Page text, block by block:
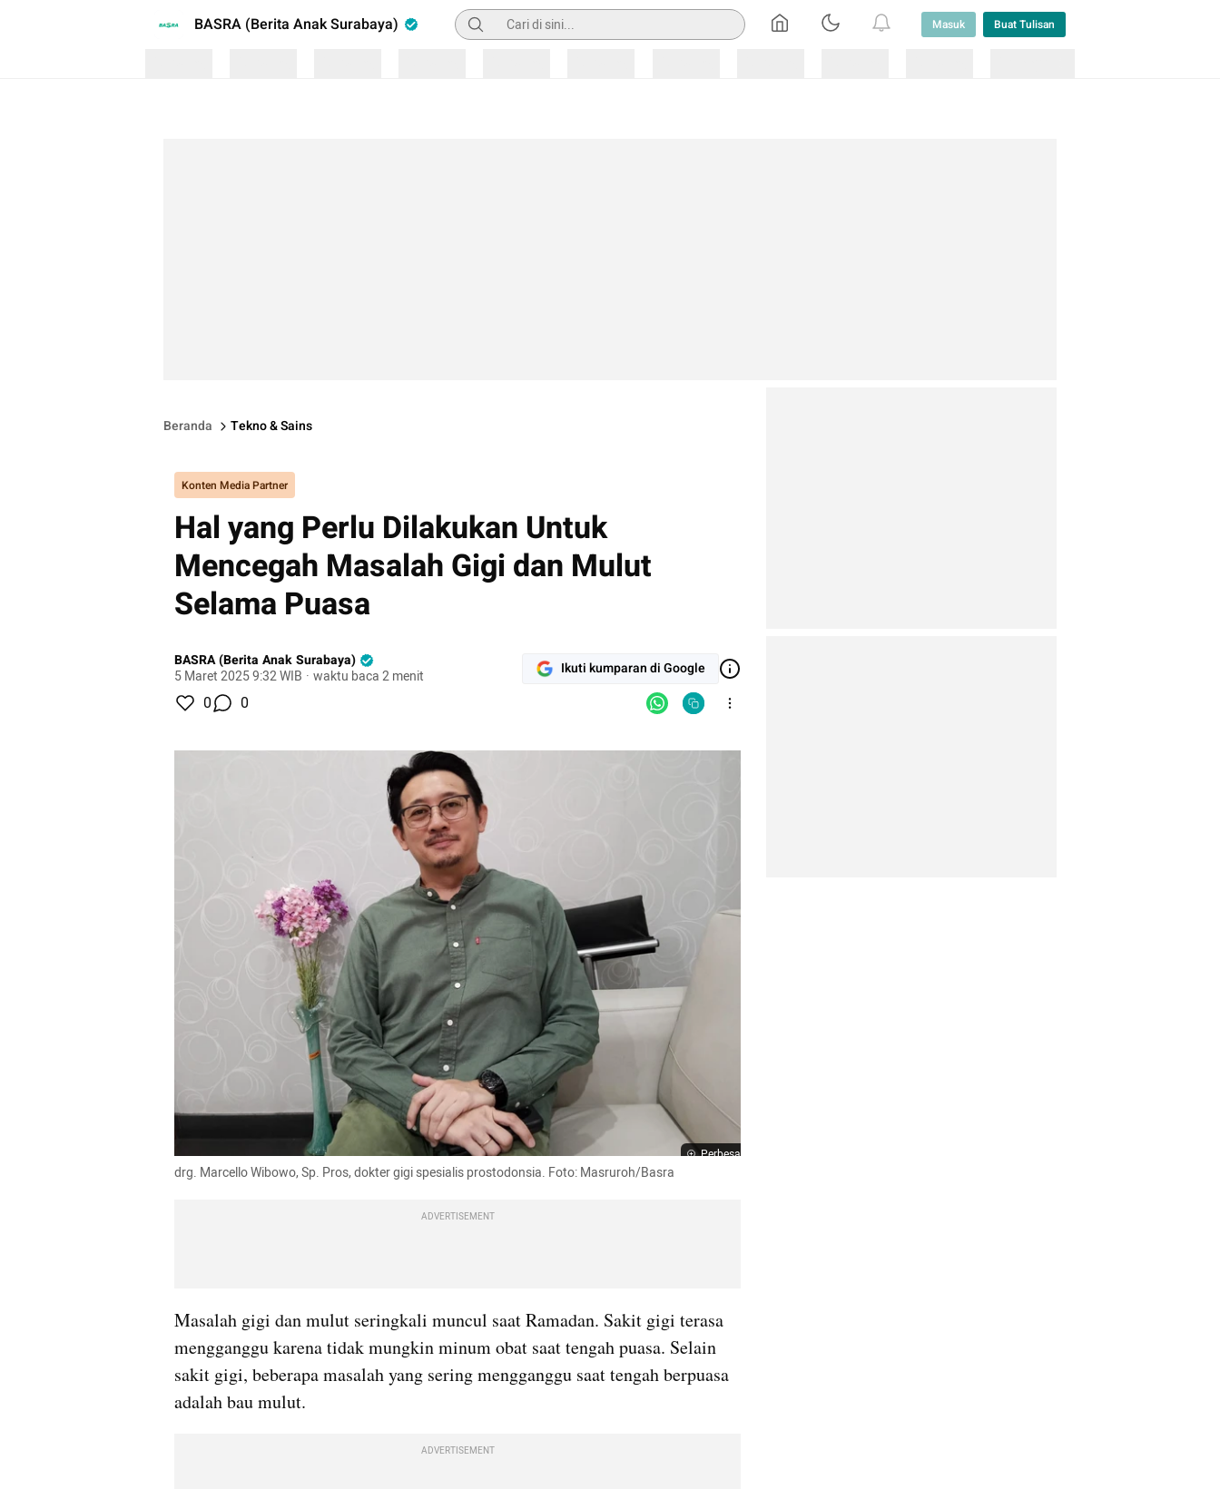
BASRA (Berita Anak Surabaya) Pencarian Masuk Buat Tulisan
Beranda Tekno & Sains
Konten Media Partner
Hal yang Perlu Dilakukan Untuk
Mencegah Masalah Gigi dan Mulut
Selama Puasa
BASRA (Berita Anak Surabaya)
5 Maret 2025 9:32 WIB · waktu baca 2 menit Ikuti kumparan di Google
0 0
Perbesar
drg. Marcello Wibowo, Sp. Pros, dokter gigi spesialis prostodonsia. Foto: Masruroh/Basra
ADVERTISEMENT
Masalah gigi dan mulut seringkali muncul saat Ramadan. Sakit gigi terasa
mengganggu karena tidak mungkin minum obat saat tengah puasa. Selain
sakit gigi, beberapa masalah yang sering mengganggu saat tengah berpuasa
adalah bau mulut.
ADVERTISEMENT